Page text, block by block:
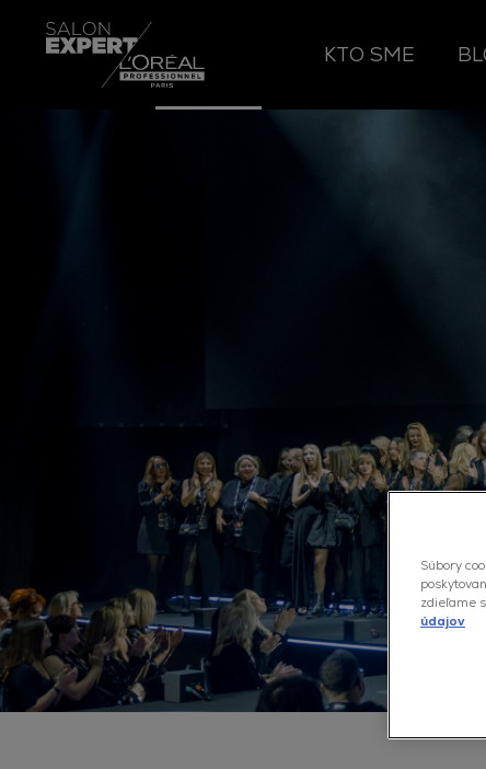
KTO SME
Súbory
zdieľame
údajov